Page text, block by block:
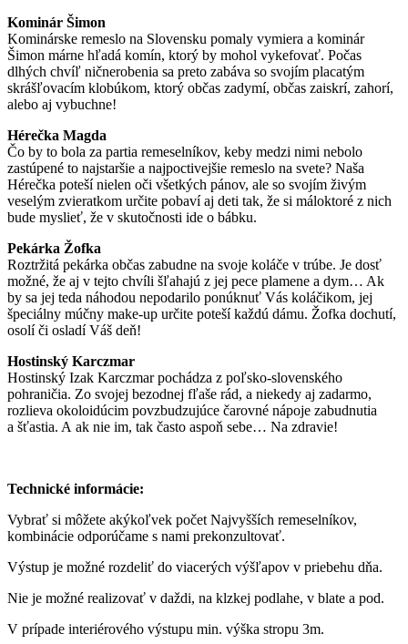
Kominár Šimon
Kominárske remeslo na Slovensku pomaly vymiera a kominár
Šimon márne hľadá komín, ktorý by mohol vykefovať. Počas
dlhých chvíľ ničnerobenia sa preto zabáva so svojím placatým
skrášľovacím klobúkom, ktorý občas zadymí, občas zaiskrí, zahorí,
alebo aj vybuchne!
Hérečka Magda
Čo by to bola za partia remeselníkov, keby medzi nimi nebolo
zastúpené to najstaršie a najpoctivejšie remeslo na svete? Naša
Hérečka poteší nielen oči všetkých pánov, ale so svojím živým
veselým zvieratkom určite pobaví aj deti tak, že si máloktoré z nich
bude myslieť, že v skutočnosti ide o bábku.
Pekárka Žofka
Roztržitá pekárka občas zabudne na svoje koláče v trúbe. Je dosť
možné, že aj v tejto chvíli šľahajú z jej pece plamene a dym… Ak
by sa jej teda náhodou nepodarilo ponúknuť Vás koláčikom, jej
špeciálny múčny make-up určite poteší každú dámu. Žofka dochutí,
osolí či osladí Váš deň!
Hostinský Karczmar
Hostinský Izak Karczmar pochádza z poľsko-slovenského
pohraničia. Zo svojej bezodnej fľaše rád, a niekedy aj zadarmo,
rozlieva okoloidúcim povzbudzujúce čarovné nápoje zabudnutia
a šťastia. A ak nie im, tak často aspoň sebe… Na zdravie!
Technické informácie:
Vybrať si môžete akýkoľvek počet Najvyšších remeselníkov,
kombinácie odporúčame s nami prekonzultovať.
Výstup je možné rozdeliť do viacerých výšľapov v priebehu dňa.
Nie je možné realizovať v daždi, na klzkej podlahe, v blate a pod.
V prípade interiérového výstupu min. výška stropu 3m.